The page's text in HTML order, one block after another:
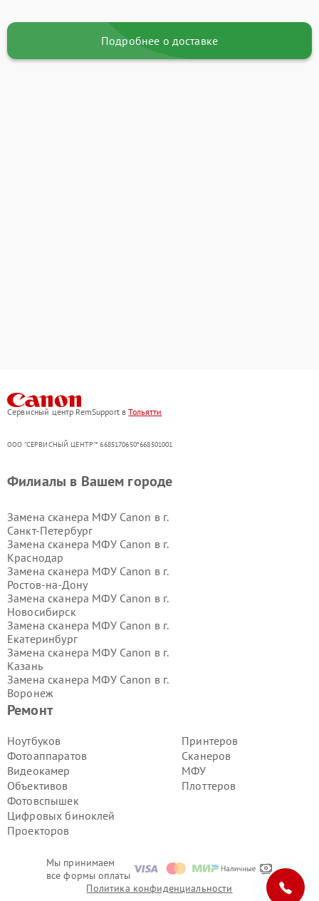
Подробнее о доставке
Сервисный центр RemSupport вТольятти
ООО "СЕРВИСНЫЙ ЦЕНТР"* 6685170650*668501001
Мы принимаем
все формы оплаты
Ремонт
Ноутбуков
Фотоаппаратов
Видеокамер
Объективов
Фотовспышек
Цифровых биноклей
Проекторов
Принтеров
Сканеров
МФУ
Плоттеров
Филиалы в Вашем городе
Замена сканера МФУ Canon в г.
Санкт-Петербург
Замена сканера МФУ Canon в г.
Краснодар
Замена сканера МФУ Canon в г.
Ростов-на-Дону
Замена сканера МФУ Canon в г.
Новосибирск
Замена сканера МФУ Canon в г.
Екатеринбург
Замена сканера МФУ Canon в г.
Казань
Замена сканера МФУ Canon в г.
Воронеж
Замена сканера МФУ Canon в г.
Замена сканера МФУ Canon в г.
Самара
Замена сканера МФУ Canon в г.
Пермь
Замена сканера МФУ Canon в г.
Красноярск
Замена сканера МФУ Canon в г.
Ижевск
Челябинск
Замена сканера МФУ Canon в г.
Замена сканера МФУ Canon в г.Уфа
Политика конфиденциальности